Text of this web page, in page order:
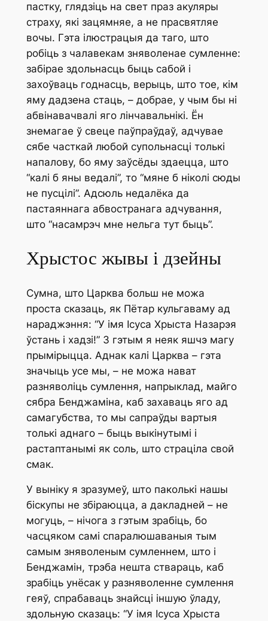
пастку, глядзіць на свет праз акуляры
страху, які зацямняе, а не прасвятляе
вочы. Гэта ілюстрацыя да таго, што
робіць з чалавекам зняволенае сумленне:
забірае здольнасць быць сабой і
захоўваць годнасць, верыць, што тое, кім
яму дадзена стаць, – добрае, у чым бы ні
абвінавачвалі яго лінчавальнікі. Ён
знемагае ў свеце паўпраўдаў, адчувае
сябе часткай любой супольнасці толькі
напалову, бо яму заўсёды здаецца, што
“калі б яны ведалі”, то “мяне б ніколі сюды
не пусцілі”. Адсюль недалёка да
пастаяннага абвостранага адчування,
што “насамрэч мне нельга тут быць”.
Хрыстос жывы і дзейны
Сумна, што Царква больш не можа
проста сказаць, як Пётар кульгаваму ад
нараджэння: “У імя Ісуса Хрыста Назарэя
ўстань і хадзі!” З гэтым я неяк яшчэ магу
прымірыцца. Аднак калі Царква – гэта
значыць усе мы, – не можа нават
разняволіць сумлення, напрыклад, майго
сябра Бенджаміна, каб захаваць яго ад
самагубства, то мы сапраўды вартыя
толькі аднаго – быць выкінутымі і
растаптанымі як соль, што страціла свой
смак.
У выніку я зразумеў, што паколькі нашы
біскупы не збіраюцца, а дакладней – не
могуць, – нічога з гэтым зрабіць, бо
часцяком самі спаралюшаваныя тым
самым зняволеным сумленнем, што і
Бенджамін, трэба нешта ствараць, каб
зрабіць унёсак у разняволенне сумлення
геяў, спрабаваць знайсці іншую ўладу,
здольную сказаць: “У імя Ісуса Хрыста